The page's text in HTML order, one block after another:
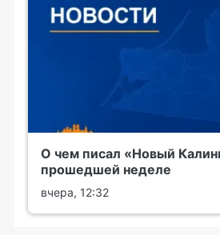
О чем писал «Новый
прошедшей неделе
вчера, 12:32